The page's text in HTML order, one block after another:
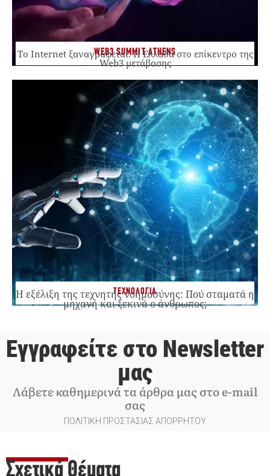
WEB3 SUMMIT ATHENS
Το Internet ξαναγράφεται. Η Ελλάδα στο επίκεντρο της
Web3 μετάβασης
ΤΕΧΝΟΛΟΓΙΑ
Η εξέλιξη της τεχνητής νοημοσύνης: Πού σταματά η
μηχανή και ξεκινά ο άνθρωπος;
Εγγραφείτε στο Newsletter
μας
Λάβετε καθημερινά τα άρθρα μας στο e-mail
σας
ΠΟΛΙΤΙΚΗ ΠΡΟΣΤΑΣΙΑΣ ΑΠΟΡΡΗΤΟΥ